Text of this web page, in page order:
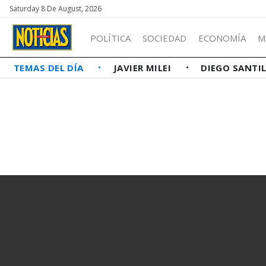
Saturday 8 De August, 2026
POLÍTICA SOCIEDAD ECONOMÍA
TEMAS DEL DÍA JAVIER MILEI DIEGO